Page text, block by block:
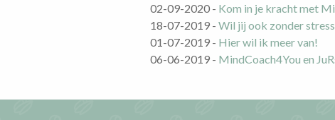
02-09-2020 - Kom in je kracht met
18-07-2019 - Wil jij ook zonder
01-07-2019 - Hier wil ik meer van!
06-06-2019 - MindCoach4You en